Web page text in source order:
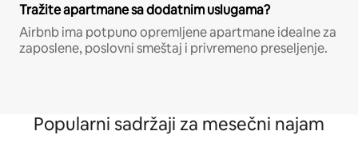
Tražite apartmane sa dodatnim uslugama?
Airbnb ima potpuno opremljene apartmane idealne za
zaposlene, poslovni smeštaj i privremeno preseljenje.
Popularni sadržaji za mesečni najam